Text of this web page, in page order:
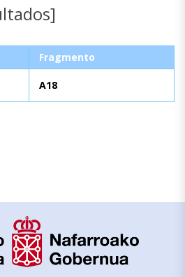
Fragmento
A18